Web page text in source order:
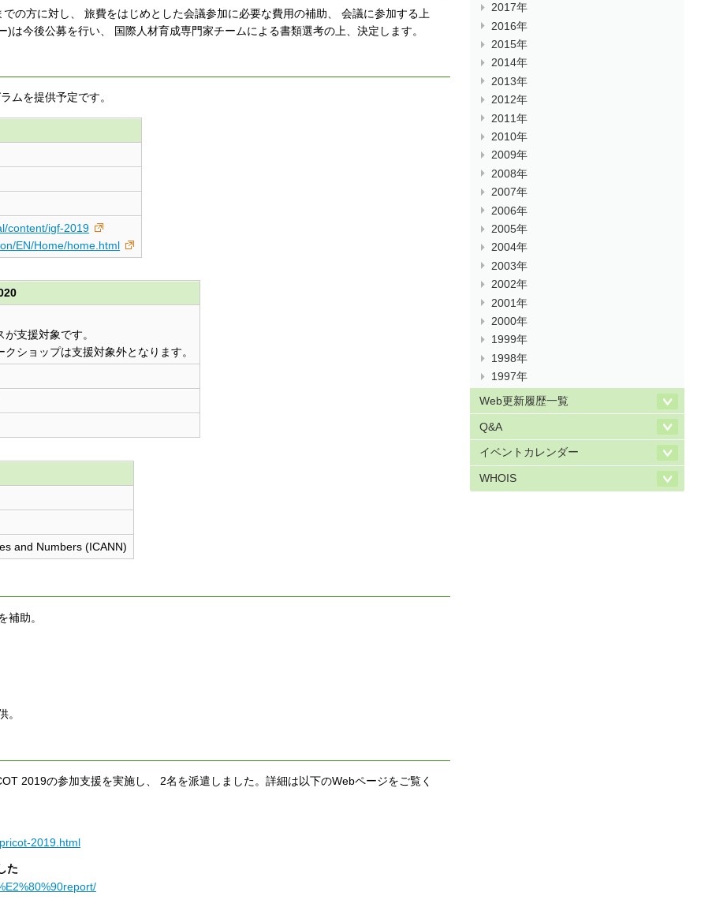
の方に対し、 旅費をはじめとした会議参加に必要な費用の補助、 会議に参加する上
は今後公募を行い、 国際人材育成専門家チームによる書類選考の上、決定します。
ムを提供予定です。
content/igf-2019
EN/Home/home.html
支援対象です。
ショップは支援対象外となります。
and Numbers (ICANN)
補助。
。
2019の参加支援を実施し、 2名を派遣しました。詳細は以下のWebページをご覧く
2019.html
た
2017年
2016年
2015年
2014年
2013年
2012年
2011年
2010年
2009年
2008年
2007年
2006年
2005年
2004年
2003年
2002年
2001年
2000年
1999年
1998年
1997年
Web更新履歴一覧
Q&A
イベントカレンダー
WHOIS